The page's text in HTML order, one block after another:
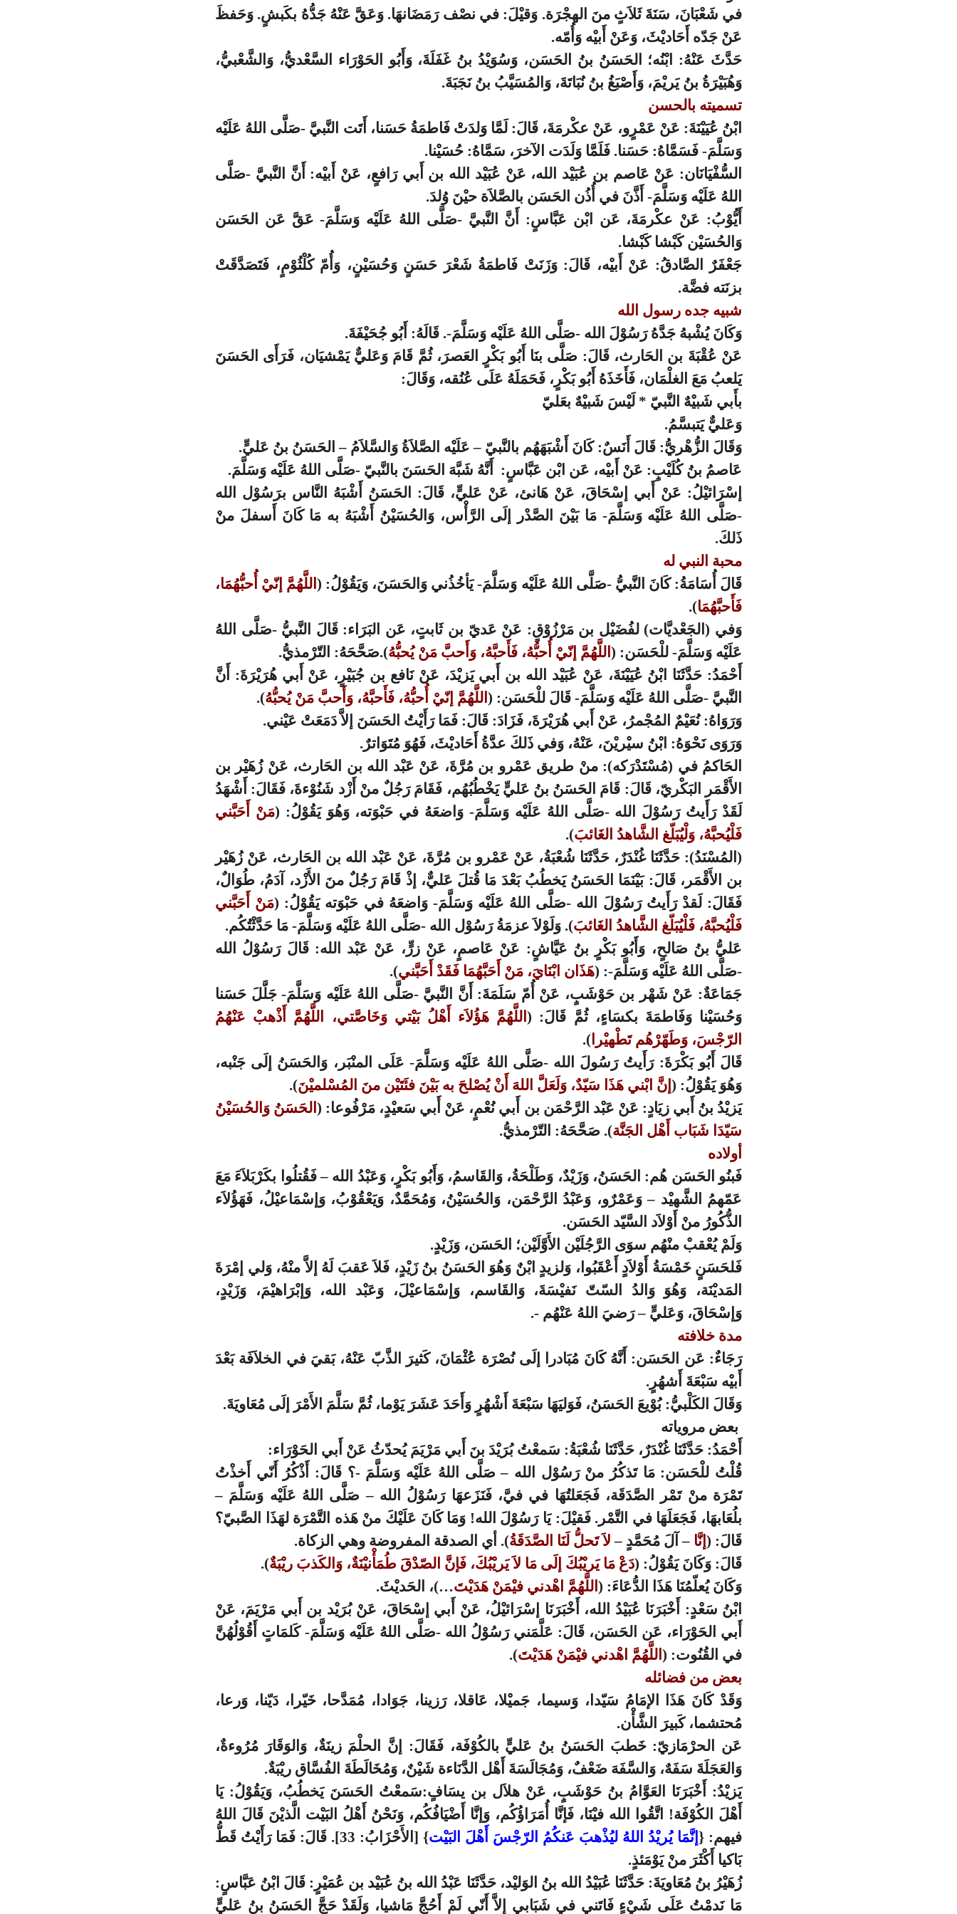
في شَعْبَانَ، سَنَةَ ثَلاَثٍ منَ الهجْرَة. وَقيْلَ: في نصْف رَمَضَانهَا. وَعَقَّ عَنْهُ جَدُّهُ بكَبشٍ. وَحَفظَ
عَنْ جَدّه أَحَاديْثَ، وَعَنْ أَبيْه وَأُمّه.
حَدَّثَ عَنْهُ: ابْنُه؛ الحَسَنُ بنُ الحَسَن، وَسُوَيْدُ بنُ غَفَلَةَ، وَأَبُو الحَوْرَاء السَّعْديُّ، وَالشَّعْبيُّ،
وَهُبَيْرَةُ بنُ يَريْمَ، وَأَصْبَغُ بنُ نُبَاتَةَ، وَالمُسَيَّبُ بنُ نَجَبَةَ.
تسميته بالحسن
ابْنُ عُيَيْنَةَ: عَنْ عَمْرٍو، عَنْ عكْرمَةَ، قَالَ: لَمَّا وَلدَتْ فَاطمَةُ حَسَنا، أَتَت النَّبيَّ -صَلَّى اللهُ عَلَيْه
وَسَلَّمَ- فَسَمَّاهُ: حَسَنا. فَلَمَّا وَلَدَت الآخرَ، سَمَّاهُ: حُسَيْنا.
السُّفْيَانَان: عَنْ عَاصم بن عُبَيْد الله، عَنْ عُبَيْد الله بن أَبي رَافعٍ، عَنْ أَبيْه: أَنَّ النَّبيَّ -صَلَّى
اللهُ عَلَيْه وَسَلَّمَ- أَذَّنَ في أُذُن الحَسَن بالصَّلاَة حيْنَ وُلدَ.
أَيُّوْبُ: عَنْ عكْرمَةَ، عَن ابْن عَبَّاسٍ: أَنَّ النَّبيَّ -صَلَّى اللهُ عَلَيْه وَسَلَّمَ- عَقَّ عَن الحَسَن
وَالحُسَيْن كَبْشا كَبْشا.
جَعْفَرٌ الصَّادقُ: عَنْ أَبيْه، قَالَ: وَزَنَتْ فَاطمَةُ شَعْرَ حَسَنٍ وَحُسَيْنٍ، وَأُمّ كُلْثُوْمٍ، فَتَصَدَّقَتْ
بزنَته فضَّة.
شبيه جده رسول الله
وَكَانَ يُشْبهُ جَدَّهُ رَسُوْلَ الله -صَلَّى اللهُ عَلَيْه وَسَلَّمَ-. قَالَهُ: أَبُو جُحَيْفَةَ.
عَنْ عُقْبَةَ بن الحَارث، قَالَ: صَلَّى بنَا أَبُو بَكْرٍ العَصرَ، ثُمَّ قَامَ وَعَليٌّ يَمْشيَان، فَرَأَى الحَسَنَ
يَلعبُ مَعَ الغلْمَان، فَأَخَذَهُ أَبُو بَكْرٍ، فَحَمَلَهُ عَلَى عُنُقه، وَقَالَ:
بأَبي شَبيْهٌ النَّبيّ * لَيْسَ شَبيْهٌ بعَليّ
وَعَليٌّ يَتبسَّمُ.
وَقَالَ الزُّهْريُّ: قَالَ أَنَسٌ: كَانَ أَشْبَهَهُم بالنَّبيّ – عَلَيْه الصَّلاَةُ وَالسَّلاَمُ – الحَسَنُ بنُ عَليٍّ.
عَاصمُ بنُ كُلَيْبٍ: عَنْ أَبيْه، عَن ابْن عَبَّاسٍ: أَنَّهُ شَبَّهَ الحَسَنَ بالنَّبيّ -صَلَّى اللهُ عَلَيْه وَسَلَّمَ.
إسْرَائيْلُ: عَنْ أَبي إسْحَاقَ، عَنْ هَانئ، عَنْ عَليٍّ، قَالَ: الحَسَنُ أَشْبَهُ النَّاس برَسُوْل الله
-صَلَّى اللهُ عَلَيْه وَسَلَّمَ- مَا بَيْنَ الصَّدْر إلَى الرَّأْس، وَالحُسَيْنُ أَشْبَهُ به مَا كَانَ أَسفلَ منْ
ذَلكَ.
محبة النبي له
قَالَ أُسَامَةُ: كَانَ النَّبيُّ -صَلَّى اللهُ عَلَيْه وَسَلَّمَ- يَأخُذُني وَالحَسَنَ، وَيَقُوْلُ: (اللَّهُمَّ إنّيْ أُحبُّهُمَا،
فَأَحبَّهُمَا).
وَفي (الجَعْديَّات) لفُضَيْل بن مَرْزُوْقٍ: عَنْ عَديّ بن ثَابتٍ، عَن البَرَاء: قَالَ النَّبيُّ -صَلَّى اللهُ
عَلَيْه وَسَلَّمَ- للْحَسَن: ( اللَّهُمَّ إنّيْ أُحبُّهُ، فَأَحبَّهُ، وَأَحبَّ مَنْ يُحبُّهُ).صَحَّحَهُ: التّرْمذيُّ.
أَحْمَدُ: حَدَّثَنَا ابْنُ عُيَيْنَةَ، عَنْ عُبَيْد الله بن أَبي يَزيْدَ، عَنْ نَافع بن جُبَيْرٍ، عَنْ أَبي هُرَيْرَةَ: أَنَّ
النَّبيَّ -صَلَّى اللهُ عَلَيْه وَسَلَّمَ- قَالَ للْحَسَن: ( اللَّهُمَّ إنّيْ أُحبُّهُ، فَأَحبَّهُ، وَأَحبَّ مَنْ يُحبُّهُ).
وَرَوَاهُ: نُعَيْمٌ المُجْمرُ، عَنْ أَبي هُرَيْرَةَ، فَزَادَ: قَالَ: فَمَا رَأَيْتُ الحَسَنَ إلاَّ دَمَعَتْ عَيْني.
وَرَوَى نَحْوَهُ: ابْنُ سيْريْنَ، عَنْهُ، وَفي ذَلكَ عدَّةُ أَحَاديْثَ، فَهُوَ مُتَوَاترٌ.
الحَاكمُ في (مُسْتَدْرَكه): منْ طريق عَمْرو بن مُرَّةَ، عَنْ عَبْد الله بن الحَارث، عَنْ زُهَيْر بن
الأَقْمَر البَكْريّ، قَالَ: قَامَ الحَسَنُ بنُ عَليٍّ يَخْطُبُهُم، فَقَامَ رَجُلٌ منْ أَزْد شَنُوْءةَ، فَقَالَ: أَشْهَدُ
لَقَدْ رَأَيتُ رَسُوْلَ الله -صَلَّى اللهُ عَلَيْه وَسَلَّمَ- وَاضعَهُ في حَبْوَته، وَهُوَ يَقُوْلُ: (مَنْ أَحَبَّني
فَلْيُحبَّهُ، وَلْيُبَلّغ الشَّاهدُ الغَائبَ).
(المُسْنَدُ): حَدَّثَنَا غُنْدَرٌ، حَدَّثَنَا شُعْبَةُ، عَنْ عَمْرو بن مُرَّةَ، عَنْ عَبْد الله بن الحَارث، عَنْ زُهَيْر
بن الأَقْمَر، قَالَ: بَيْنَمَا الحَسَنُ يَخطُبُ بَعْدَ مَا قُتلَ عَليٌّ، إذْ قَامَ رَجُلٌ منَ الأَزْد، آدَمُ، طُوَالٌ،
فَقَالَ: لَقدْ رَأَيتُ رَسُوْلَ الله -صَلَّى اللهُ عَلَيْه وَسَلَّمَ- وَاضعَهُ في حَبْوَته يَقُوْلُ: (مَنْ أَحَبَّني
فَلْيُحبَّهُ، فَلْيُبَلّغ الشَّاهدُ الغَائبَ). وَلَوْلاَ عزمَةُ رَسُوْل الله -صَلَّى اللهُ عَلَيْه وَسَلَّمَ- مَا حَدَّثْتُكُم.
عَليُّ بنُ صَالحٍ، وَأَبُو بَكْرٍ بنُ عَيَّاشٍ: عَنْ عَاصمٍ، عَنْ زرٍّ، عَنْ عَبْد الله: قَالَ رَسُوْلُ الله
-صَلَّى اللهُ عَلَيْه وَسَلَّمَ-: (هَذَان ابْنَايَ، مَنْ أَحَبَّهُمَا فَقَدْ أَحَبَّني).
جَمَاعَةٌ: عَنْ شَهْر بن حَوْشَبٍ، عَنْ أُمّ سَلَمَةَ: أَنَّ النَّبيَّ -صَلَّى اللهُ عَلَيْه وَسَلَّمَ- جَلَّلَ حَسَنا
وَحُسَيْنا وَفَاطمَةَ بكسَاءٍ، ثُمَّ قَالَ: (اللَّهُمَّ هَؤُلاَء أَهْلُ بَيْتي وَخَاصَّتي، اللَّهُمَّ أَذْهبْ عَنْهُمُ
الرّجْسَ، وَطَهّرْهُم تَطْهيْرا ).
قَالَ أَبُو بَكْرَةَ: رَأَيتُ رَسُولَ الله -صَلَّى اللهُ عَلَيْه وَسَلَّمَ- عَلَى المنْبَر، وَالحَسَنُ إلَى جَنْبه،
وَهُوَ يَقُوْلُ: ( إنَّ ابْني هَذَا سَيّدٌ، وَلَعَلَّ اللهَ أَنْ يُصْلحَ به بَيْنَ فئَتَيْن منَ المُسْلميْنَ).
يَزيْدُ بنُ أَبي زيَادٍ: عَنْ عَبْد الرَّحْمَن بن أَبي نُعْمٍ، عَنْ أَبي سَعيْدٍ، مَرْفُوعا: (الحَسَنُ وَالحُسَيْنُ
سَيّدَا شَبَاب أَهْل الجَنَّة). صَحَّحَهُ: التّرْمذيُّ.
أولاده
فَبنُو الحَسَن هُم: الحَسَنُ، وَزَيْدٌ، وَطَلْحَةُ، وَالقَاسمُ، وَأَبُو بَكْرٍ، وَعَبْدُ الله – فَقُتلُوا بكَرْبَلاَءَ مَعَ
عَمّهمُ الشَّهيْد – وَعَمْرٌو، وَعَبْدُ الرَّحْمَن، وَالحُسَيْنُ، وَمُحَمَّدٌ، وَيَعْقُوْبُ، وَإسْمَاعيْلُ، فَهَؤُلاَء
الذُّكُورُ منْ أَوْلاَد السَّيّد الحَسَن.
وَلَمْ يُعْقبْ منْهُم سوَى الرَّجُلَيْن الأَوَّلَيْن؛ الحَسَن، وَزَيْدٍ.
فَلحَسَنٍ خَمْسَةُ أَوْلاَدٍ أَعْقَبُوا، وَلزيدٍ ابْنٌ وَهُوَ الحَسَنُ بنُ زَيْدٍ، فَلاَ عَقبَ لَهُ إلاَّ منْهُ، وَلي إمْرَةَ
المَديْنَة، وَهُوَ وَالدُ السّتّ نَفيْسَةَ، وَالقَاسم، وَإسْمَاعيْلَ، وَعَبْد الله، وَإبْرَاهيْمَ، وَزَيْدٍ،
وَإسْحَاقَ، وَعَليٍّ – رَضيَ اللهُ عَنْهُم -.
مدة خلافته
رَجَاءٌ: عَن الحَسَن: أَنَّهُ كَانَ مُبَادرا إلَى نُصْرَة عُثْمَانَ، كَثيرَ الذَّبّ عَنْهُ، بَقيَ في الخلاَفَة بَعْدَ
أَبيْه سَبْعَةَ أَشهُرٍ.
وَقَالَ الكَلْبيُّ: بُوْيعَ الحَسَنُ، فَوَليَهَا سَبْعَةَ أَشْهُرٍ وَأَحَدَ عَشَرَ يَوْما، ثُمَّ سَلَّمَ الأَمْرَ إلَى مُعَاويَةَ.
بعض مروياته
أَحْمَدُ: حَدَّثَنَا غُنْدَرٌ، حَدَّثَنَا شُعْبَةُ: سَمعْتُ بُرَيْدَ بنَ أَبي مَرْيَمَ يُحدّثُ عَنْ أَبي الحَوْرَاء:
قُلْتُ للْحَسَن: مَا تَذكُرُ منْ رَسُوْل الله – صَلَّى اللهُ عَلَيْه وَسَلَّمَ -؟ قَالَ: أَذْكُرُ أَنّي أَخذْتُ
تَمْرَة منْ تَمْر الصَّدَقَة، فَجَعَلتُهَا في فيَّ، فَنَزَعهَا رَسُوْلُ الله – صَلَّى اللهُ عَلَيْه وَسَلَّمَ –
بلُعَابهَا، فَجَعَلَهَا في التَّمْر. فَقيْلَ: يَا رَسُوْلَ الله! وَمَا كَانَ عَلَيْكَ منْ هَذه التَّمْرَة لهَذَا الصَّبيّ؟
قَالَ: (إنَّا – آلَ مُحَمَّدٍ – لاَ تَحلُّ لَنَا الصَّدَقَةُ). أي الصدقة المفروضة وهي الزكاة.
قَالَ: وَكَانَ يَقُوْلُ: (دَعْ مَا يَريْبُكَ إلَى مَا لاَ يَريْبُكَ، فَإنَّ الصّدْقَ طُمَأْنيْنَةٌ، وَالكَذبَ ريْبَةٌ).
وَكَانَ يُعلّمُنَا هَذَا الدُّعَاءَ: ( اللَّهُمَّ اهْدني فيْمَنْ هَدَيْتَ…)، الحَديْثَ.
ابْنُ سَعْدٍ: أَخْبَرَنَا عُبَيْدُ الله، أَخْبَرَنَا إسْرَائيْلُ، عَنْ أَبي إسْحَاقَ، عَنْ بُرَيْد بن أَبي مَرْيَمَ، عَنْ
أَبي الحَوْرَاء، عَن الحَسَن، قَالَ: عَلَّمَني رَسُوْلُ الله -صَلَّى اللهُ عَلَيْه وَسَلَّمَ- كَلمَاتٍ أَقُوْلُهُنَّ
في القُنُوت: ( اللَّهُمَّ اهْدني فيْمَنْ هَدَيْتَ).
بعض من فضائله
وَقَدْ كَانَ هَذَا الإمَامُ سَيّدا، وَسيما، جَميْلا، عَاقلا، رَزينا، جَوَادا، مُمَدَّحا، خَيّرا، دَيّنا، وَرعا،
مُحتشما، كَبيرَ الشَّأْن.
عَن الحرْمَازيّ: خَطبَ الحَسَنُ بنُ عَليٍّ بالكُوْفَة، فَقَالَ: إنَّ الحلْمَ زينَةٌ، وَالوَقَارَ مُرُوءةٌ،
وَالعَجَلَةَ سَفَهٌ، وَالسَّفَهَ ضَعْفٌ، وَمُجَالَسَةَ أَهْل الدَّنَاءة شَيْنٌ، وَمُخَالَطَةَ الفُسَّاق ريْبَةٌ.
يَزيْدُ: أَخْبَرَنَا العَوَّامُ بنُ حَوْشَبٍ، عَنْ هلاَل بن يسَافٍ:سَمعْتُ الحَسَنَ يَخطُبُ، وَيَقُوْلُ: يَا
أَهْلَ الكُوْفَة! اتَّقُوا الله فيْنَا، فَإنَّا أُمَرَاؤُكُم، وَإنَّا أَضْيَافُكُم، وَنَحْنُ أَهْلُ البَيْت الَّذيْنَ قَالَ اللهُ
فيهم: {إنَّمَا يُريْدُ اللهُ ليُذْهبَ عَنكُمُ الرّجْسَ أَهْلَ البَيْت
} [الأَحْزَابُ: 33]. قَالَ: فَمَا رَأَيْتُ قَطُّ
بَاكيا أَكْثَرَ منْ يَوْمَئذٍ.
زُهَيْرُ بنُ مُعَاويَةَ: حَدَّثَنَا عُبَيْدُ الله بنُ الوَليْد، حَدَّثَنَا عَبْدُ الله بنُ عُبَيْد بن عُمَيْرٍ: قَالَ ابْنُ عَبَّاسٍ:
مَا نَدمْتُ عَلَى شَيْءٍ فَاتَني في شَبَابي إلاَّ أَنّي لَمْ أَحُجَّ مَاشيا، وَلَقَدْ حَجَّ الحَسَنُ بنُ عَليٍّ